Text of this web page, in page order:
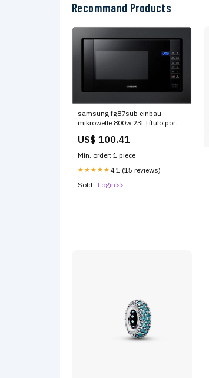
Recommand Products
samsung fg87sub einbau
mikrowelle 800w 23l Título:por
US$ 100.41
Min. order: 1 piece
★★★★★ 4.1 (15 reviews)
Sold : Login>>